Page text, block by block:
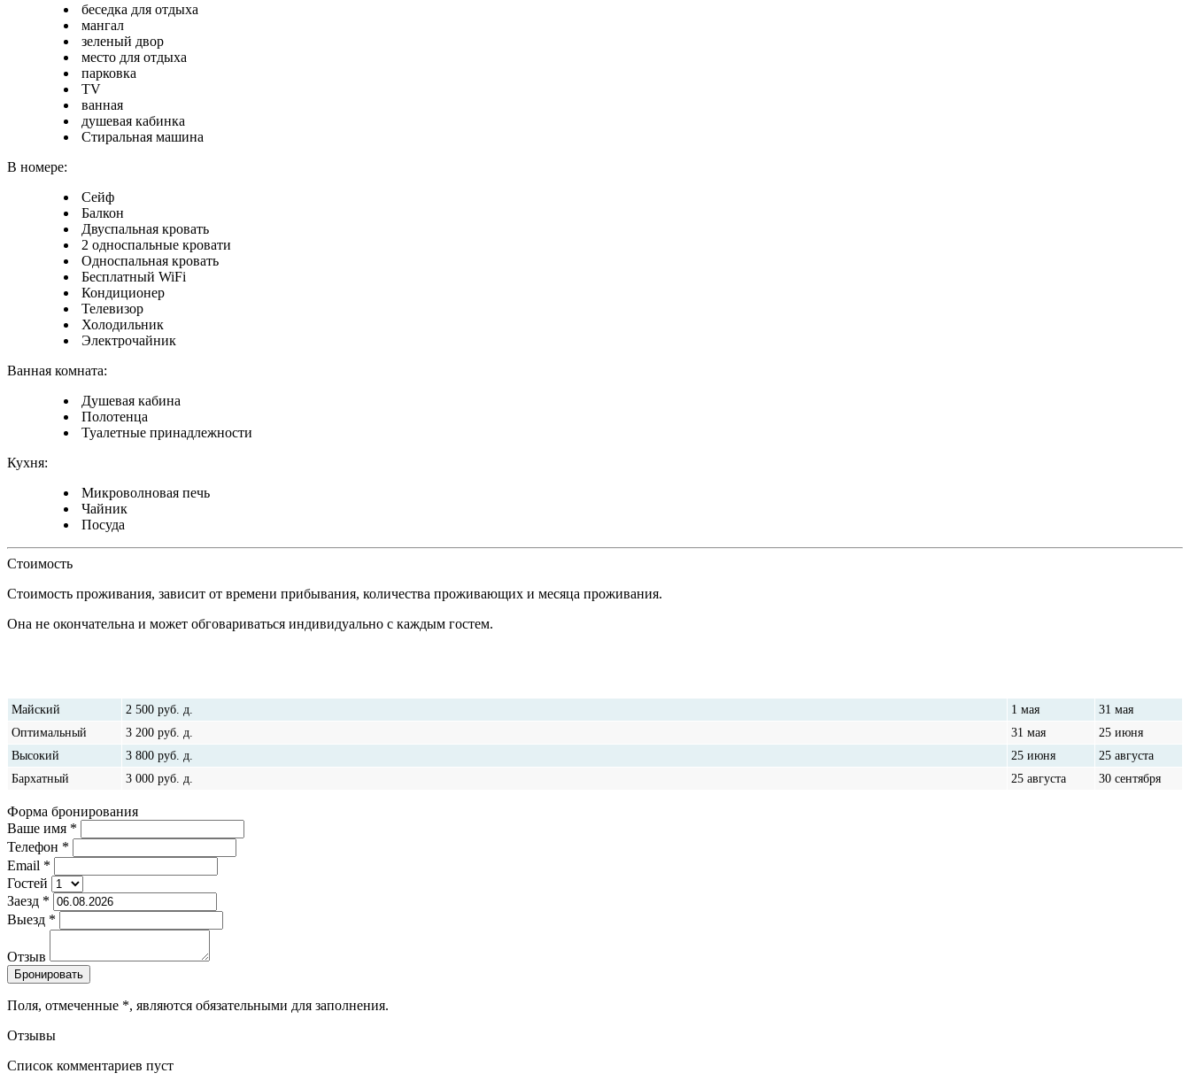
беседка для отдыха
мангал
зеленый двор
место для отдыха
парковка
TV
ванная
душевая кабинка
Стиральная машина
В номере:
Сейф
Балкон
Двуспальная кровать
2 односпальные кровати
Односпальная кровать
Бесплатный WiFi
Кондиционер
Телевизор
Холодильник
Электрочайник
Ванная комната:
Душевая кабина
Полотенца
Туалетные принадлежности
Кухня:
Микроволновая печь
Чайник
Посуда
Стоимость
Стоимость проживания, зависит от времени прибывания, количества проживающих и месяца проживания.
Она не окончательна и может обговариваться индивидуально с каждым гостем.
Майский 2 500 руб. д. 1 мая
31 мая
Оптимальный
3 200 руб. д. 31 мая
25 июня
Высокий
3 800 руб. д. 25 июня
25 августа
Бархатный
3 000 руб. д. 25 августа 30 сентября
Форма бронирования
Ваше имя *
Телефон *
Email *
Гостей
Заезд *
Выезд *
Отзыв
Поля, отмеченные *, являются обязательными для заполнения.
Отзывы
Список комментариев пуст